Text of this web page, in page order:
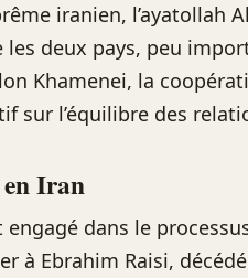
iranien, l’ayatollah
deux pays, peu
Khamenei, la
sur l’équilibre des
en Iran
engagé dans le
à Ebrahim Raisi,